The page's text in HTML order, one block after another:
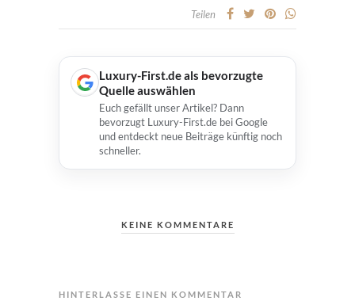
Teilen
Luxury-First.de als bevorzugte
Quelle auswählen
Euch gefällt unser Artikel? Dann
bevorzugt Luxury-First.de bei Google
und entdeckt neue Beiträge künftig noch
schneller.
KEINE KOMMENTARE
HINTERLASSE EINEN KOMMENTAR